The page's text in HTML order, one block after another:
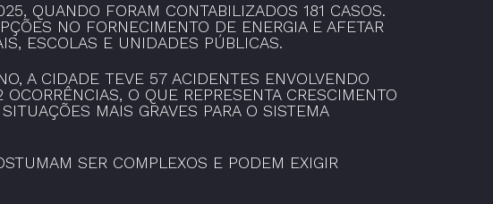
QUANDO FORAM CONTABILIZADOS 181 CASOS.
NO FORNECIMENTO DE ENERGIA E AFETAR
ESCOLAS E UNIDADES PÚBLICAS.
A CIDADE TEVE 57 ACIDENTES ENVOLVENDO
O QUE REPRESENTA CRESCIMENTO
MAIS GRAVES PARA O SISTEMA
SER COMPLEXOS E PODEM EXIGIR